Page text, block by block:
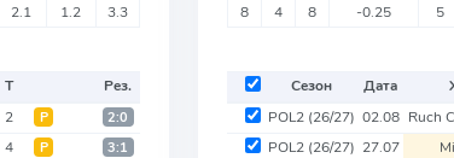
2.1 1.2 3.3
Т
Рез.
2 Р 2:0
4 Р 3:1
8 4 8 -0.25 5
Сезон Дата
POL2 (26/27) 02.08 Ruch
POL2 (26/27) 27.07